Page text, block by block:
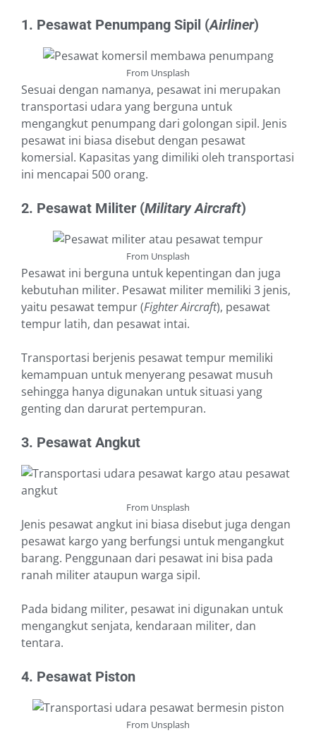
1. Pesawat Penumpang Sipil (Airliner)
From Unsplash
Sesuai dengan namanya, pesawat ini merupakan
transportasi udara yang berguna untuk
mengangkut penumpang dari golongan sipil. Jenis
pesawat ini biasa disebut dengan pesawat
komersial. Kapasitas yang dimiliki oleh transportasi
ini mencapai 500 orang.
2. Pesawat Militer (Military Aircraft)
From Unsplash
Pesawat ini berguna untuk kepentingan dan juga
kebutuhan militer. Pesawat militer memiliki 3 jenis,
yaitu pesawat tempur (Fighter Aircraft), pesawat
tempur latih, dan pesawat intai.
Transportasi berjenis pesawat tempur memiliki
kemampuan untuk menyerang pesawat musuh
sehingga hanya digunakan untuk situasi yang
genting dan darurat pertempuran.
3. Pesawat Angkut
From Unsplash
Jenis pesawat angkut ini biasa disebut juga dengan
pesawat kargo yang berfungsi untuk mengangkut
barang. Penggunaan dari pesawat ini bisa pada
ranah militer ataupun warga sipil.
Pada bidang militer, pesawat ini digunakan untuk
mengangkut senjata, kendaraan militer, dan
tentara.
4. Pesawat Piston
From Unsplash